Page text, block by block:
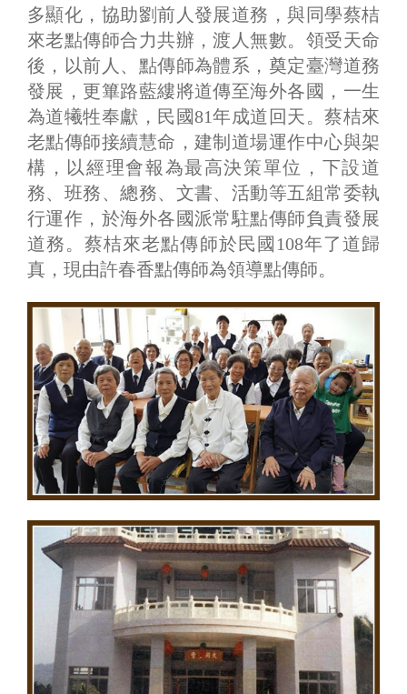
多顯化，協助劉前人發展道務，與同學蔡桔
來老點傳師合力共辦，渡人無數。領受天命
後，以前人、點傳師為體系，奠定臺灣道務
發展，更篳路藍縷將道傳至海外各國，一生
為道犧牲奉獻，民國81年成道回天。蔡桔來
老點傳師接續慧命，建制道場運作中心與架
構，以經理會報為最高決策單位，下設道
務、班務、總務、文書、活動等五組常委執
行運作，於海外各國派常駐點傳師負責發展
道務。蔡桔來老點傳師於民國108年了道歸
真，現由許春香點傳師為領導點傳師。